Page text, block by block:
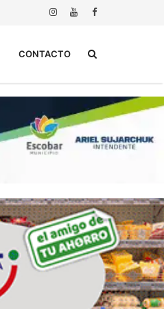
CONTACTO